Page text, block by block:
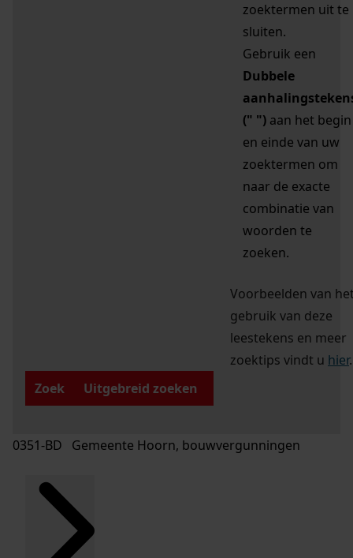
zoektermen uit te
sluiten.
Gebruik een
Dubbele
(" ") aan het begin
en einde van uw
zoektermen om
naar de exacte
combinatie van
woorden te
zoeken.
Voorbeelden van
gebruik van deze
leestekens en meer
zoektips vindt u hier.
Zoek
Uitgebreid zoeken
0351-BD Gemeente Hoorn, bouwvergunningen